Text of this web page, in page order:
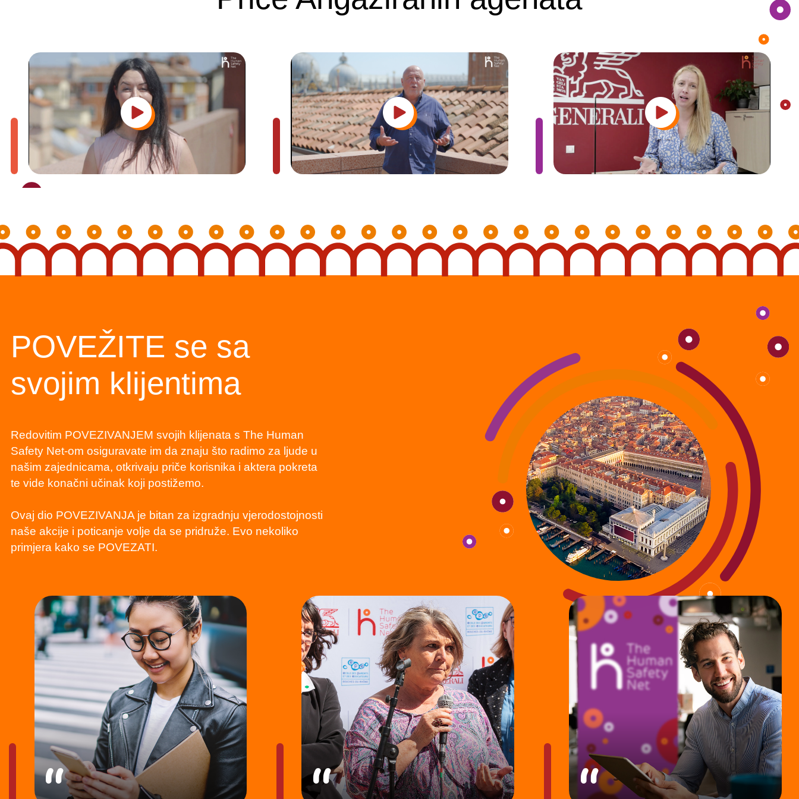
POVEŽITE se sa
svojim klijentima
Redovitim POVEZIVANJEM svojih klijenata s The Human
Safety Net-om osiguravate im da znaju što radimo za ljude u
našim zajednicama, otkrivaju priče korisnika i aktera pokreta
te vide konačni učinak koji postižemo.
Ovaj dio POVEZIVANJA je bitan za izgradnju vjerodostojnosti
naše akcije i poticanje volje da se pridruže. Evo nekoliko
primjera kako se POVEZATI.